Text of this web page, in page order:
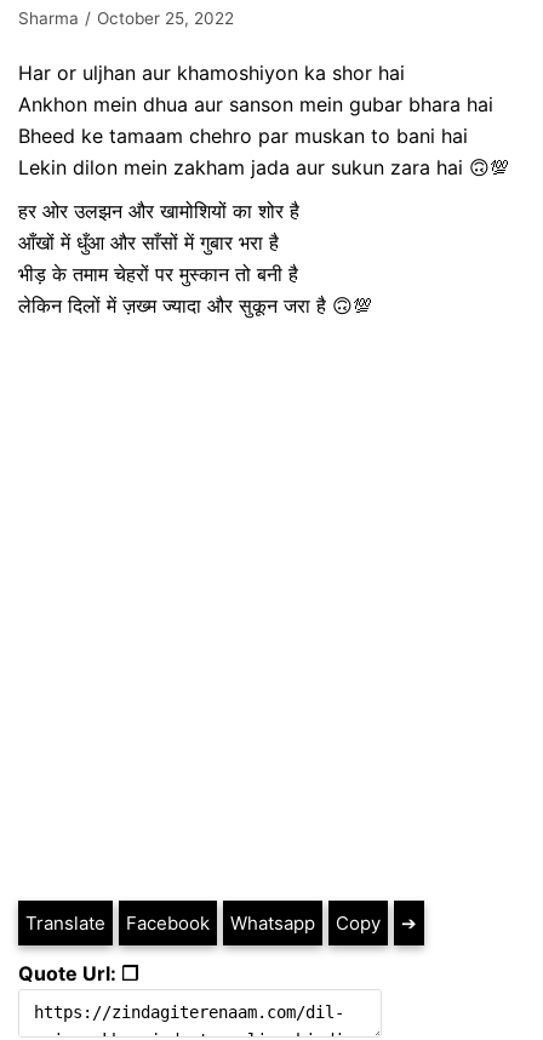
Sharma
October 25, 2022
Har or uljhan aur khamoshiyon ka shor hai
Ankhon mein dhua aur sanson mein gubar bhara hai
Bheed ke tamaam chehro par muskan to bani hai
Lekin dilon mein zakham jada aur sukun zara hai 🙃💯
हर ओर उलझन और खामोशियों का शोर है
आँखों में धुँआ और साँसों में गुबार भरा है
भीड़ के तमाम चेहरों पर मुस्कान तो बनी है
लेकिन दिलों में ज़ख्म ज्यादा और सुकून जरा है 🙃💯
Translate Facebook Whatsapp Copy ➔
Quote Url: ❐